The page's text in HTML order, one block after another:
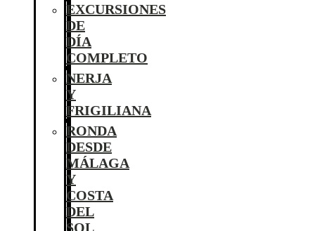
EXCURSIONES
DE
DÍA
COMPLETO
NERJA
Y
FRIGILIANA
RONDA
DESDE
MÁLAGA
Y
COSTA
DEL
SOL